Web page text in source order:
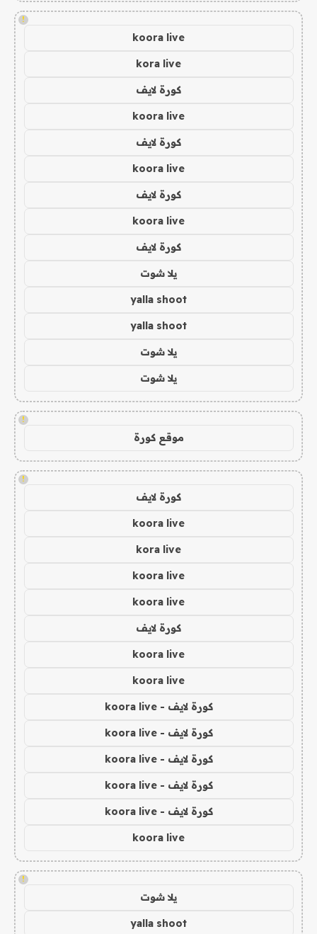
!
koora live
kora live
كورة لايف
koora live
كورة لايف
koora live
كورة لايف
koora live
كورة لايف
يلا شوت
yalla shoot
yalla shoot
يلا شوت
يلا شوت
!
موقع كورة
!
كورة لايف
koora live
kora live
koora live
koora live
كورة لايف
koora live
koora live
كورة لايف - koora live
كورة لايف - koora live
كورة لايف - koora live
كورة لايف - koora live
كورة لايف - koora live
koora live
!
يلا شوت
yalla shoot